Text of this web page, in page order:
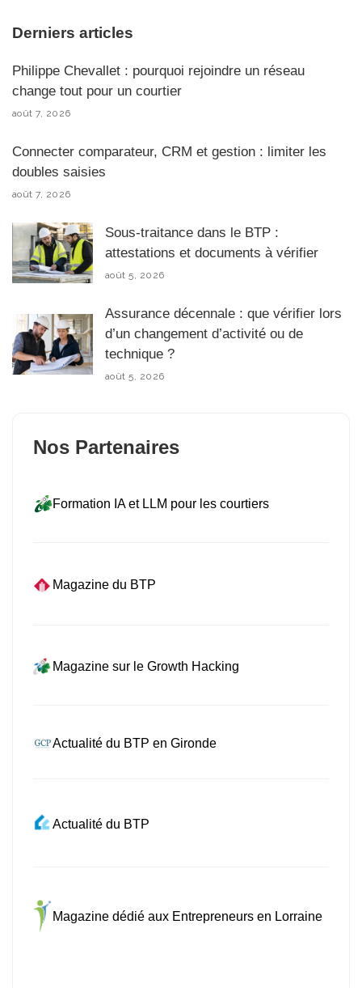
Derniers articles
Philippe Chevallet : pourquoi rejoindre un réseau
change tout pour un courtier
août 7, 2026
Connecter comparateur, CRM et gestion : limiter les
doubles saisies
août 7, 2026
Sous-traitance dans le BTP :
attestations et documents à vérifier
août 5, 2026
Assurance décennale : que vérifier lors
d’un changement d’activité ou de
technique ?
août 5, 2026
Nos Partenaires
Formation IA et LLM pour les courtiers
Magazine du BTP
Magazine sur le Growth Hacking
Actualité du BTP en Gironde
Actualité du BTP
Magazine dédié aux Entrepreneurs en Lorraine